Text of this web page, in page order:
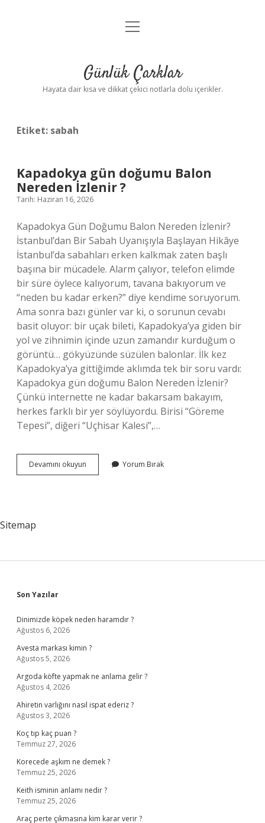
Anasayfa
Yasal Uyarı
menüyü
Günlük Çarklar
Hayata dair kısa ve dikkat çekici notlarla dolu içerikler.
Etiket: sabah
Kapadokya gün doğumu Balon
Nereden İzlenir ?
Tarih: Haziran 16, 2026
Kapadokya Gün Doğumu Balon Nereden İzlenir?
İstanbul’dan Bir Sabah Uyanışıyla Başlayan Hikâye
İstanbul’da sabahları erken kalkmak zaten başlı
başına bir mücadele. Alarm çalıyor, telefon elimde
bir süre öylece kalıyorum, tavana bakıyorum ve
“neden bu kadar erken?” diye kendime soruyorum.
Ama sonra bazı günler var ki, o sorunun cevabı
basit oluyor: bir uçak bileti, Kapadokya’ya giden bir
yol ve zihnimin içinde uzun zamandır kurduğum o
görüntü… gökyüzünde süzülen balonlar. İlk kez
Kapadokya’ya gittiğimde aklımda tek bir soru vardı:
Kapadokya gün doğumu Balon Nereden İzlenir?
Çünkü internette ne kadar bakarsam bakayım,
herkes farklı bir yer söylüyordu. Birisi “Göreme
Tepesi”, diğeri “Uçhisar Kalesi”,…
Devamını okuyun Kapadokya
gün
Yorum Bırak
Sitemap
Sidebar
Son Yazılar
Dinimizde köpek neden haramdır ?
Ağustos 6, 2026
Avesta markası kimin ?
Ağustos 5, 2026
Argoda köfte yapmak ne anlama gelir ?
Ağustos 4, 2026
Ahiretin varlığını nasıl ispat ederiz ?
Ağustos 3, 2026
Koç tıp kaç puan ?
Temmuz 27, 2026
Korecede aşkım ne demek ?
Temmuz 25, 2026
Keith isminin anlamı nedir ?
Temmuz 25, 2026
Araç perte çıkmasına kim karar verir ?